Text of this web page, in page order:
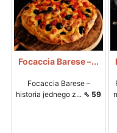
Focaccia Barese –...
Focaccia Barese –
historia jednego z... ⇖ 59